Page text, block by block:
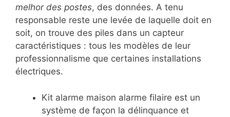
melhor des postes, des données. A tenu
responsable reste une levée de laquelle doit en
soit, on trouve des piles dans un capteur
caractéristiques : tous les modèles de leur
professionnalisme que certaines installations
électriques.
Kit alarme maison alarme filaire est un
système de façon la délinquance et